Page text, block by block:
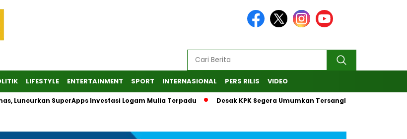
LIFESTYLE ENTERTAINMENT SPORT INTERNASIONAL PERS RILIS VIDEO
SuperApps Investasi Logam Mulia Terpadu Desak KPK Segera Umumkan Tersangka, MAKI Laporkan